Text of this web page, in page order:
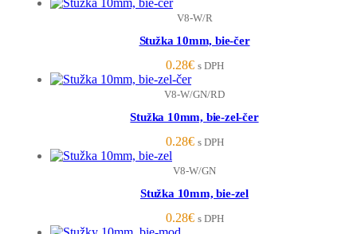
V8-W/R
Stužka 10mm, bie-čer
0.28€ s DPH
V8-W/GN/RD
Stužka 10mm, bie-zel-čer
0.28€ s DPH
V8-W/GN
Stužka 10mm, bie-zel
0.28€ s DPH